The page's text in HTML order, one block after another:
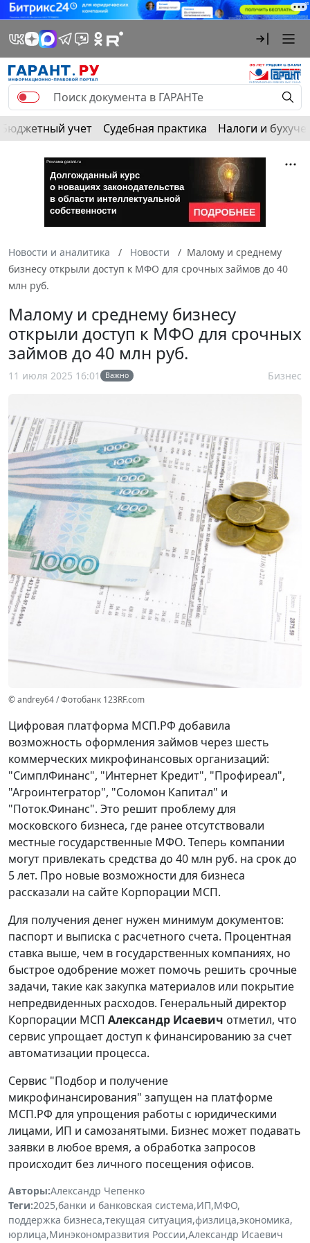
Бюджетный учет Судебная практика Налоги и
Новости и аналитика Новости
Малому и среднему
бизнесу открыли доступ к МФО для срочных займов до 40
млн руб.
Малому и среднему бизнесу
открыли доступ к МФО для срочных
займов до 40 млн руб.
11 июля 2025 16:01 Важно Бизнес
© andrey64 / Фотобанк 123RF.com
Цифровая платформа МСП.РФ добавила
возможность оформления займов через шесть
коммерческих микрофинансовых организаций:
"СимплФинанс", "Интернет Кредит", "Профиреал",
"Агроинтегратор", "Соломон Капитал" и
"Поток.Финанс". Это решит проблему для
московского бизнеса, где ранее отсутствовали
местные государственные МФО. Теперь компании
могут привлекать средства до 40 млн руб. на срок до
5 лет. Про новые возможности для бизнеса
рассказали на сайте Корпорации МСП.
Для получения денег нужен минимум документов:
паспорт и выписка с расчетного счета. Процентная
ставка выше, чем в государственных компаниях, но
быстрое одобрение может помочь решить срочные
задачи, такие как закупка материалов или покрытие
непредвиденных расходов. Генеральный директор
Корпорации МСП Александр Исаевич отметил, что
сервис упрощает доступ к финансированию за счет
автоматизации процесса.
Сервис "Подбор и получение
микрофинансирования" запущен на платформе
МСП.РФ для упрощения работы с юридическими
лицами, ИП и самозанятыми. Бизнес может подавать
заявки в любое время, а обработка запросов
происходит без личного посещения офисов.
Авторы:Александр Чепенко
Теги:2025,банки и банковская система,ИП,МФО,
поддержка бизнеса,текущая ситуация,физлица,экономика,
юрлица,Минэкономразвития России,Александр Исаевич